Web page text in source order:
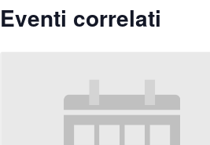
Eventi correlati